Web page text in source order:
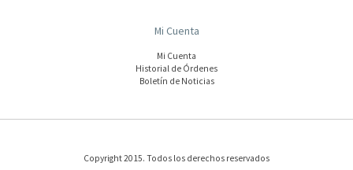
Mi Cuenta
Mi Cuenta
Historial de Órdenes
Boletín de Noticias
Copyright 2015. Todos los derechos reservados